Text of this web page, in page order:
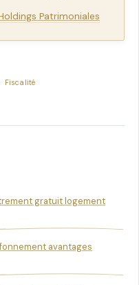
Patrimoniales
Fiscalité
gratuit logement
avantages